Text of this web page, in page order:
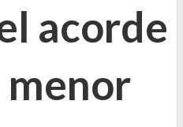
acorde
menor